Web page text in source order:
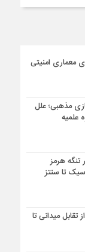
معماری امنیتی
مذهبی؛ علل
علمیه
تنگه هرمز
کلاسیک تا سنتز
تقابل میدانی تا